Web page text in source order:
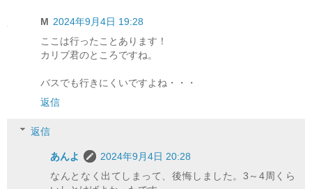
M 2024年9月4日 19:28
ここは行ったことあります！
カリブ君のところですね。
バスでも行きにくいですよね・・・
返信
返信
あんよ
2024年9月4日 20:28
なんとなく出てしまって、後悔しました。3～4周くら